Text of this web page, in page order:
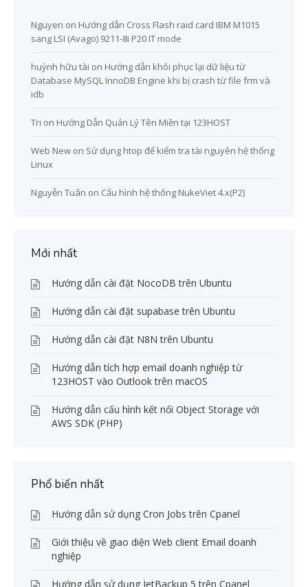
Nguyen on Hướng dẫn Cross Flash raid card IBM M1015
sang LSI (Avago) 9211-8i P20 IT mode
huỳnh hữu tài on Hướng dẫn khôi phục lại dữ liệu từ
Database MySQL InnoDB Engine khi bị crash từ file frm và
idb
Tri on Hướng Dẫn Quản Lý Tên Miền tại 123HOST
Web New on Sử dụng htop để kiểm tra tài nguyên hệ thống
Linux
Nguyễn Tuân on Cấu hình hệ thống NukeViet 4.x(P2)
Mới nhất
Hướng dẫn cài đặt NocoDB trên Ubuntu
Hướng dẫn cài đặt supabase trên Ubuntu
Hướng dẫn cài đặt N8N trên Ubuntu
Hướng dẫn tích hợp email doanh nghiệp từ
123HOST vào Outlook trên macOS
Hướng dẫn cấu hình kết nối Object Storage với
AWS SDK (PHP)
Phổ biến nhất
Hướng dẫn sử dụng Cron Jobs trên Cpanel
Giới thiệu về giao diện Web client Email doanh
nghiệp
Hướng dẫn sử dụng JetBackup 5 trên Cpanel